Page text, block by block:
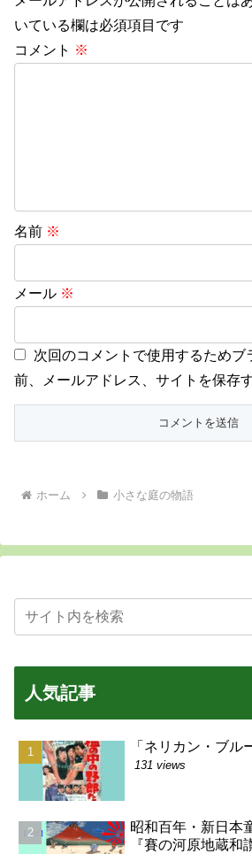
いている欄は必須項目です
コメント ※
名前 ※
メール ※
次回のコメントで使用するためブ
前、メールアドレス、サイトを保存す
ホーム 小さな庭の物語
人気記事
「ネリカン・ブル
131 views
昭和百年・新日本
『賽の河原地蔵和